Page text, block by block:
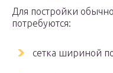
Для постройки
потребуются:
сетка шириной